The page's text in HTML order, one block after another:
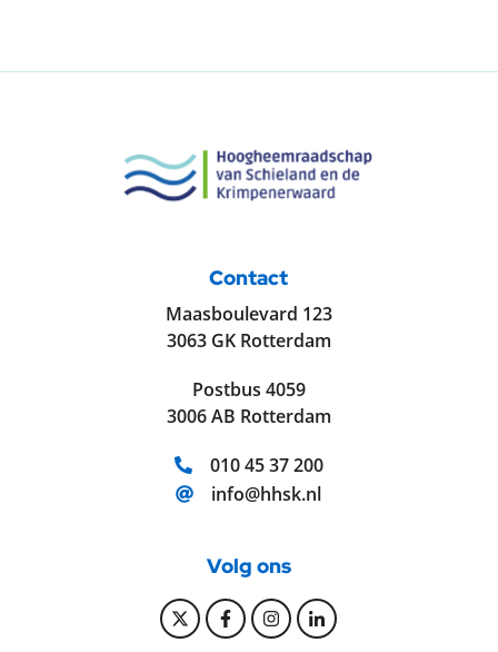
Contact
Maasboulevard 123
3063 GK Rotterdam
Postbus 4059
3006 AB Rotterdam
Telefoonnummer:
010 45 37 200
E-mailadres:
info@hhsk.nl
Volg ons
Bekijk onze Twitter pagina
Bekijk onze Facebook
Bekijk onze Instagram
Bekijk onze